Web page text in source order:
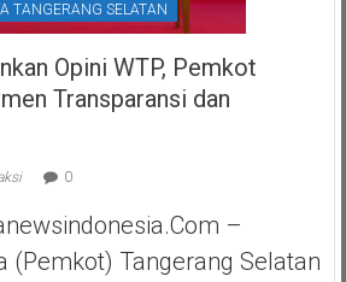
TANGERANG SELATAN
Opini WTP, Pemkot
Transparansi dan
0
–
(Pemkot) Tangerang Selatan